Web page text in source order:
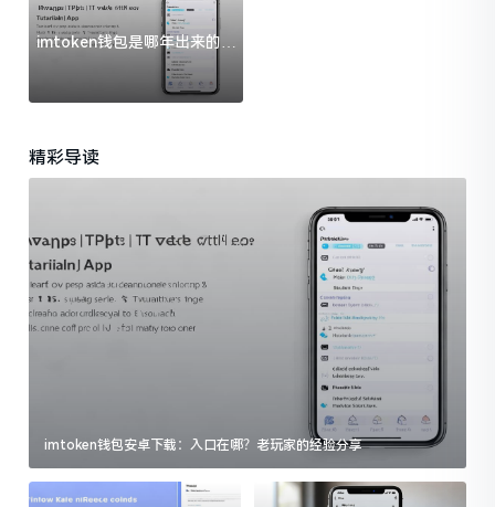
imtoken钱包是哪年出来的？
一文给你说清楚
精彩导读
imtoken钱包安卓下载：入口在哪？老玩家的经验分享